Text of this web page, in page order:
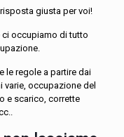
risposta giusta per voi!
ci occupiamo di tutto
le regole a partire dai
occupazione del
e scarico, corrette